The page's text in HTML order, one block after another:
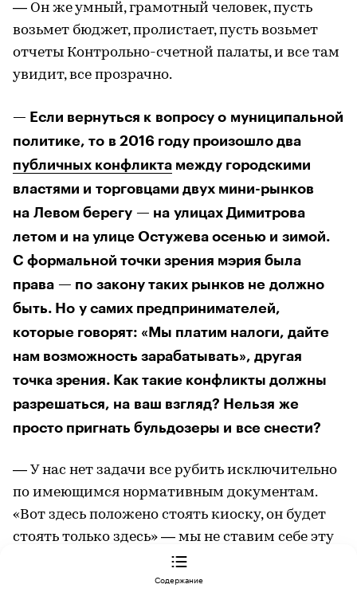
— Он же умный, грамотный человек, пусть
возьмет бюджет, пролистает, пусть возьмет
отчеты Контрольно-счетной палаты, и все там
увидит, все прозрачно.
— Если вернуться к вопросу о муниципальной
политике, то в 2016 году произошло два
публичных конфликта между городскими
властями и торговцами двух мини-рынков
на Левом берегу — на улицах Димитрова
летом и на улице Остужева осенью и зимой.
С формальной точки зрения мэрия была
права — по закону таких рынков не должно
быть. Но у самих предпринимателей,
которые говорят: «Мы платим налоги, дайте
нам возможность зарабатывать», другая
точка зрения. Как такие конфликты должны
разрешаться, на ваш взгляд? Нельзя же
просто пригнать бульдозеры и все снести?
— У нас нет задачи все рубить исключительно
по имеющимся нормативным документам.
«Вот здесь положено стоять киоску, он будет
стоять только здесь» — мы не ставим себе эту
цель. Мы заинтересованы в развитие
самозанятости и предпринимательства.
Содержание